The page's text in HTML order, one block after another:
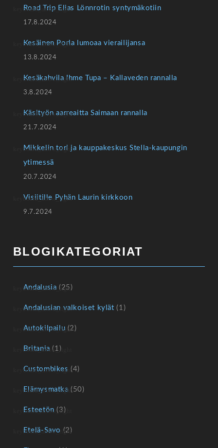
Road Trip Elias Lönnrotin syntymäkotiin
17.8.2024
Kesäinen Porla lumoaa vierailijansa
13.8.2024
Kesäkahvila Ihme Tupa – Kallaveden rannalla
3.8.2024
Käsityön aarreaitta Saimaan rannalla
21.7.2024
Mikkelin tori ja kauppakeskus Stella-kaupungin
ytimessä
20.7.2024
Visiitille Pyhän Laurin kirkkoon
9.7.2024
BLOGIKATEGORIAT
Andalusia (25)
Andalusian valkoiset kylät (1)
Autokilpailu (2)
Britania (1)
Custombikes (4)
Elämysmatka (50)
Esteetön (3)
Etelä-Savo (2)